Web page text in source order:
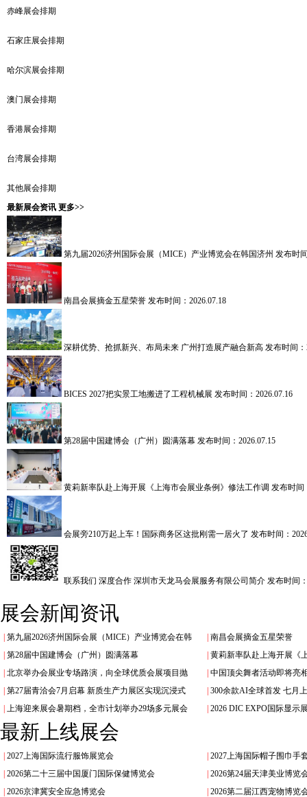
赤峰展会排期
石家庄展会排期
哈尔滨展会排期
澳门展会排期
香港展会排期
台湾展会排期
其他展会排期
最新展会资讯 更多>>
第九届2026济州国际会展（MICE）产业博览会在韩国济州 发布时
南昌会展摘金五星荣誉 发布时间：2026.07.18
深耕优势、抢抓新兴、布局未来 广州打造展产融合新高 发布时间：
BICES 2027把实景工地搬进了工程机械展 发布时间：2026.07.16
第28届中国建博会（广州）圆满落幕 发布时间：2026.07.15
黄莉新率队赴上海开展《上海市会展业条例》修法工作调 发布时间
会展旁210万起上车！国际商务区这批刚需一居火了 发布时间：
联系我们 深度合作 深圳市天龙马会展服务有限公司简介 发布时间
展会新闻资讯
第九届2026济州国际会展（MICE）产业博览会在韩
南昌会展摘金五星荣誉
第28届中国建博会（广州）圆满落幕
黄莉新率队赴上海开展《
北京举办会展业专场路演，向全球优质会展项目抛
中国顶尖舞者活动即将亮
第27届青洽会7月启幕 新质生产力展区实现沉浸式
300余款AI全球首发 七月
上海迎来展会暑期档，全市计划举办29场多元展会 2026 DIC EXPO国际显示
最新上线展会
2027上海国际流行服饰展览会
2027上海国际帽子围巾手
2026第二十三届中国厦门国际保健博览会
2026第24届天津美业博览
2026京津冀安全应急博览会 2026第二届江西宠物博览